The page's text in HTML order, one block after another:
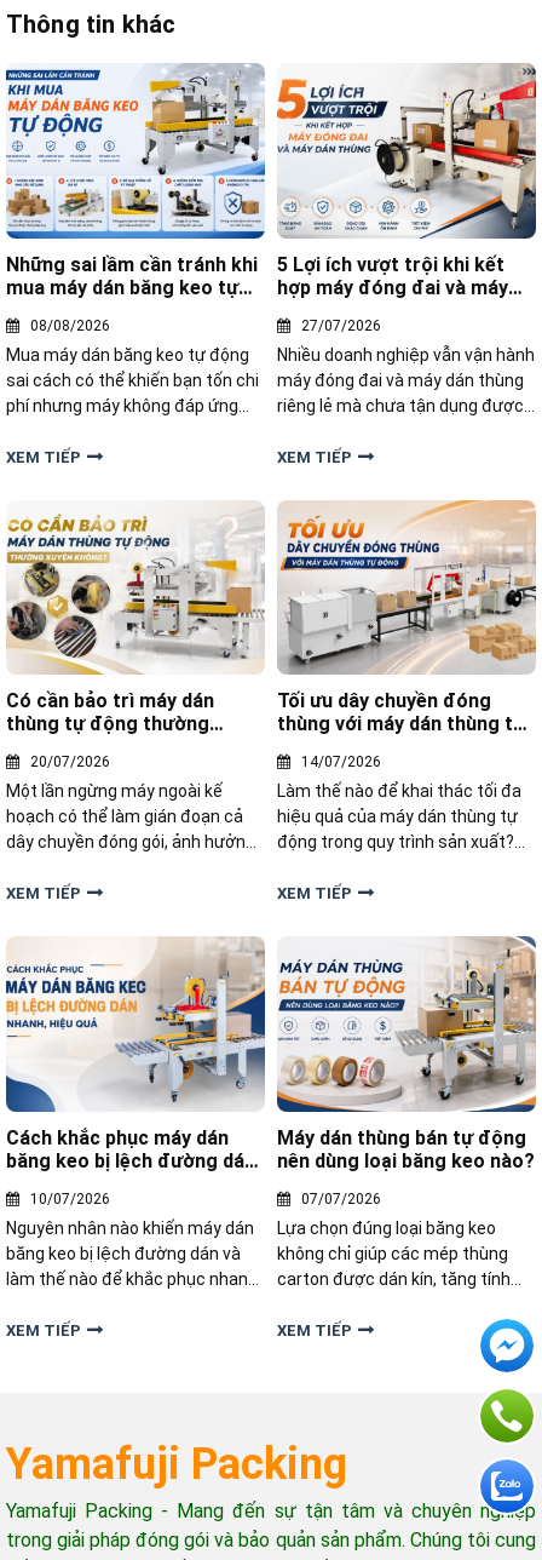
Thông tin khác
Những sai lầm cần tránh khi
mua máy dán băng keo tự
08/08/2026
Mua máy dán băng keo tự động
sai cách có thể khiến bạn tốn chi
phí nhưng máy không đáp ứng
lầm phổ biến cần tránh khi mua
XEM TIẾP
5 Lợi ích vượt trội khi kết
hợp máy đóng đai và máy
27/07/2026
Nhiều doanh nghiệp vẫn vận hành
máy đóng đai và máy dán thùng
riêng lẻ mà chưa tận dụng được
thiết bị này trong cùng một quy
vượt trội khi kết hợp hai dòng
thiết bị này lại với nhau
XEM TIẾP
Có cần bảo trì máy dán
thùng tự động thường
20/07/2026
Một lần ngừng máy ngoài kế
hoạch có thể làm gián đoạn cả
dây chuyền đóng gói, ảnh hưởng
sinh không ít chi phí sửa chữa.
động có cần bảo trì thường
xuyên hay không?
XEM TIẾP
Tối ưu dây chuyền đóng
thùng với máy dán thùng tự
14/07/2026
Làm thế nào để khai thác tối đa
hiệu quả của máy dán thùng tự
động trong quy trình sản xuất?
tối ưu dây chuyền đóng gói với
XEM TIẾP
Cách khắc phục máy dán
băng keo bị lệch đường dán
10/07/2026
Nguyên nhân nào khiến máy dán
băng keo bị lệch đường dán và
làm thế nào để khắc phục nhanh
ngay cách khắc phục trong bài
XEM TIẾP
Máy dán thùng bán tự động
nên dùng loại băng keo nào?
07/07/2026
Lựa chọn đúng loại băng keo
không chỉ giúp các mép thùng
carton được dán kín, tăng tính
trạng kẹt băng keo, đứt băng
hoặc hao hụt vật tư. Vậy máy dán
băng keo nào để đáp ứng tốt
XEM TIẾP
Yamafuji Packing
Yamafuji Packing - Mang đến sự tận tâm và chuyên nghiệp
trong giải pháp đóng gói và bảo quản sản phẩm. Chúng tôi cung